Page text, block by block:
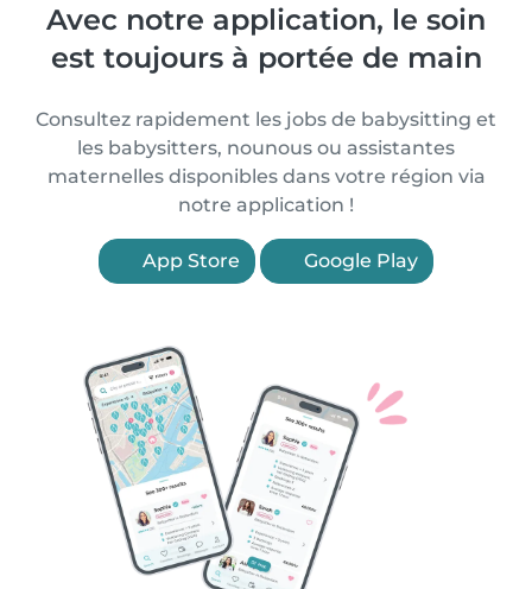
Avec notre application, le soin
est toujours à portée de main
Consultez rapidement les jobs de babysitting et
les babysitters, nounous ou assistantes
maternelles disponibles dans votre région via
notre application !
App Store Google Play